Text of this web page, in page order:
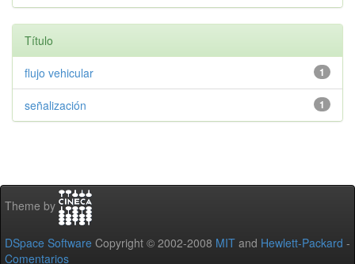
Título
1
flujo vehicular
1
señalización
Theme by
DSpace Software Copyright © 2002-2008 MIT and Hewlett-Packard -
Comentarios